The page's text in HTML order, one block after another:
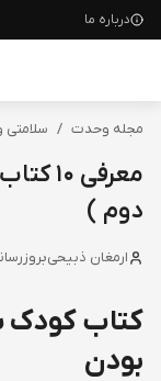
درباره ما
مجله وحدت / سلامتی
دوم )
ارمغان ذبیحی
کتاب کودک
بودن